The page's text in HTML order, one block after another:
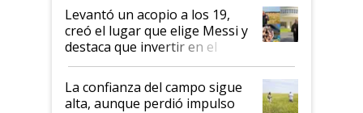
Levantó un acopio a los 19,
creó el lugar que elige Messi y
destaca que invertir en el
kirchnerismo era como "darle
plata a un hijo para droga":
Juan Félix Rossetti, el libertario
La confianza del campo sigue
alta, aunque perdió impulso